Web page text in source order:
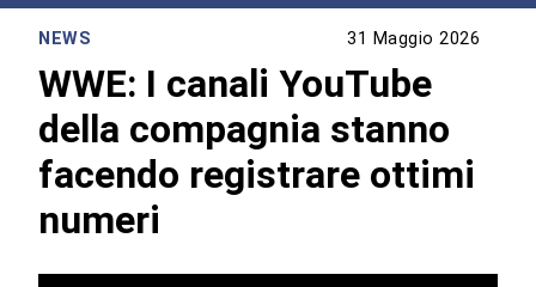
NEWS 31 Maggio 2026
WWE: I canali YouTube
della compagnia stanno
facendo registrare ottimi
numeri